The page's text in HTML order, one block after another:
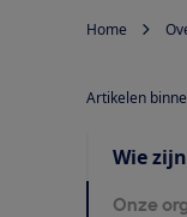
Home
Artikelen
Wie
Onze